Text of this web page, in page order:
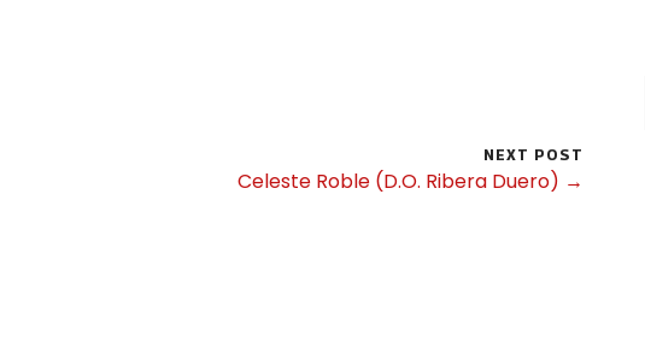
NEXT POST
Celeste Roble (D.O. Ribera Duero) →